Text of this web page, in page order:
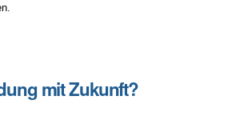
mit Zukunft?